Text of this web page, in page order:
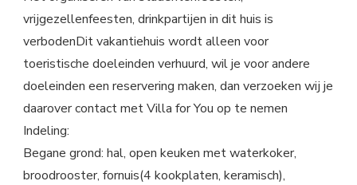
vrijgezellenfeesten, drinkpartijen in dit huis is
verbodenDit vakantiehuis wordt alleen voor
toeristische doeleinden verhuurd, wil je voor andere
doeleinden een reservering maken, dan verzoeken wij je
daarover contact met Villa for You op te nemen
Indeling:
Begane grond: hal, open keuken met waterkoker,
broodrooster, fornuis(4 kookplaten, keramisch),